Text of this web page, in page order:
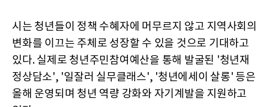
시는 청년들이 정책 수혜자에 머무르지 않고 지역사회의
변화를 이끄는 주체로 성장할 수 있을 것으로 기대하고
있다. 실제로 청년주민참여예산을 통해 발굴된 '청년재
정상담소', '일잘러 실무클래스', '청년에세이 살롱' 등은
올해 운영되며 청년 역량 강화와 자기계발을 지원하고